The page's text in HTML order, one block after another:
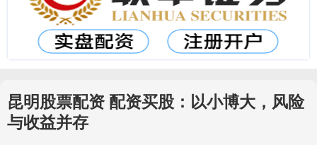
昆明股票配资 配资买股：以小博大，风险
与收益并存